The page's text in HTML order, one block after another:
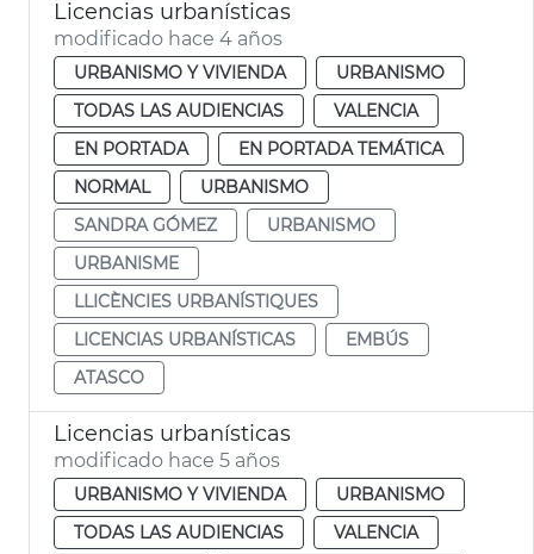
Licencias urbanísticas
modificado hace 4 años
URBANISMO Y VIVIENDA
URBANISMO
TODAS LAS AUDIENCIAS
VALENCIA
EN PORTADA
EN PORTADA TEMÁTICA
NORMAL
URBANISMO
SANDRA GÓMEZ
URBANISMO
URBANISME
LLICÈNCIES URBANÍSTIQUES
LICENCIAS URBANÍSTICAS
EMBÚS
ATASCO
Licencias urbanísticas
modificado hace 5 años
URBANISMO Y VIVIENDA
URBANISMO
TODAS LAS AUDIENCIAS
VALENCIA